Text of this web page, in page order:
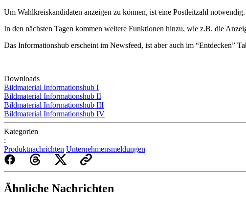
Um Wahlkreiskandidaten anzeigen zu können, ist eine Postleitzahl
In den nächsten Tagen kommen weitere Funktionen hinzu, wie z.B. die
Das Informationshub erscheint im Newsfeed, ist aber auch im “Entdecken”
Downloads
Bildmaterial Informationshub I
Bildmaterial Informationshub II
Bildmaterial Informationshub III
Bildmaterial Informationshub IV
Kategorien
:
Produktnachrichten Unternehmensmeldungen
Ähnliche Nachrichten